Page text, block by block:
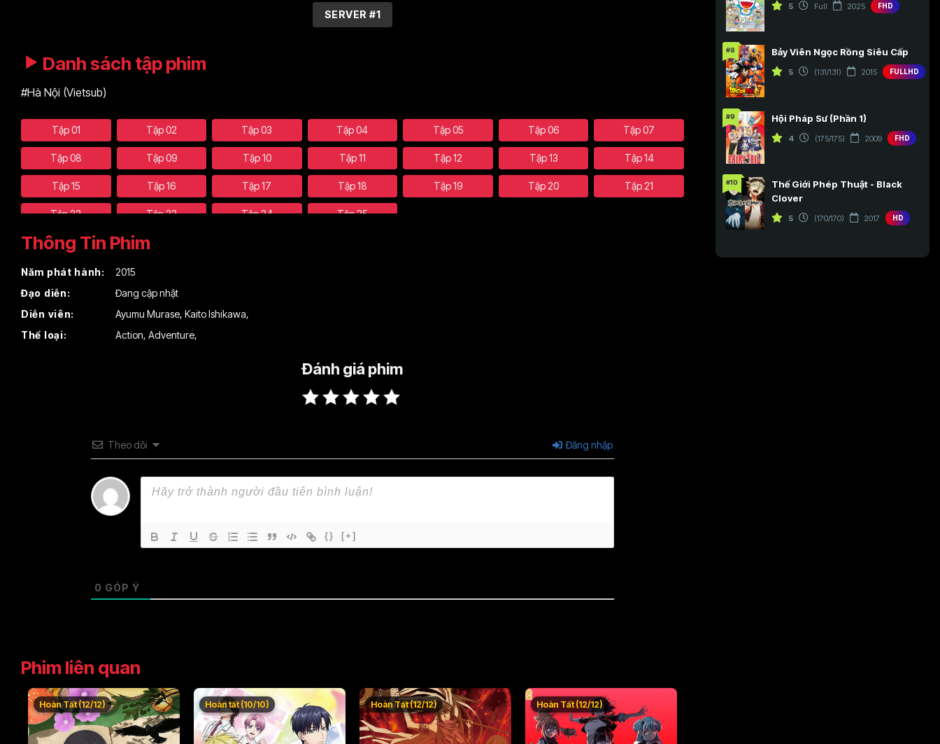
SERVER #1
Danh sách tập phim
#Hà Nội (Vietsub)
Tập 01 Tập 02 Tập 03 Tập 04 Tập 05 Tập 06 Tập 07
Tập 08 Tập 09 Tập 10 Tập 11 Tập 12 Tập 13 Tập 14
Tập 15 Tập 16 Tập 17 Tập 18 Tập 19 Tập 20 Tập 21
Tập 22 Tập 23 Tập 24 Tập 25
Thông Tin Phim
Năm phát hành:
2015
Đạo diễn:
Đang cập nhật
Diễn viên:
Ayumu Murase, Kaito Ishikawa,
Thể loại:
Action, Adventure,
Đánh giá phim
Theo dõi Đăng nhập
{} [+]
0 GÓP Ý
Phim liên quan
Hoàn Tất (12/12) Hoàn tất (10/10) Hoàn Tất (12/12) Hoàn Tất (12/12)
5 Full 2025 FHD
#8 Bảy Viên Ngọc Rồng Siêu Cấp
5 (131/131) 2015 FULLHD
#9 Hội Pháp Sư (Phần 1)
4 (175/175) 2009 FHD
#10
Thế Giới Phép Thuật - Black
Clover
5 (170/170) 2017 HD